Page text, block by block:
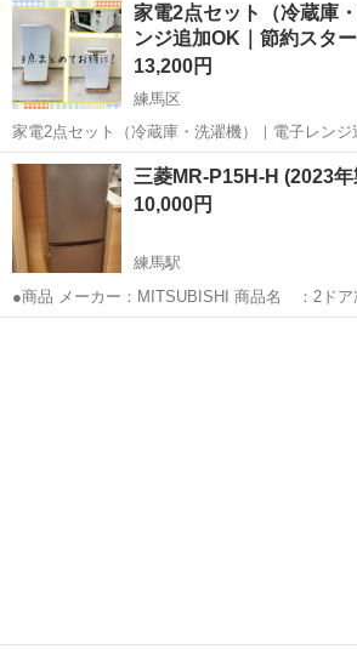
家電2点セット（冷蔵庫
ンジ追加OK｜節約スタ
13,200円
練馬区
家電2点セット（冷蔵庫・洗濯機）｜電子レン
ト向け F24b ※表示価格はセット価格ではありません、自社配送サー
ビス利用が可能な最低合計商品価格になります
場合も承りますのでお...
東京 練馬区 キッチン家電
三菱MR-P15H-H (2023
10,000円
練馬駅
●商品 メーカー：MITSUBISHI 商品名 ：2ドア冷蔵庫 型番 ：
MR-P15H-H 年式 ：2023年製 サイズ 幅 :480mm 奥行